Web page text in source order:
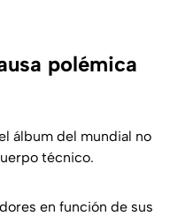
polémica
álbum del mundial no
técnico.
en función de sus